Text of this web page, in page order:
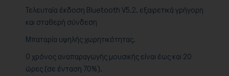
Τελευταία έκδοση Bluetooth V5.2. εξαιρετικά γρήγορη
και σταθερή σύνδεση
Μπαταρία υψηλής χωρητικότητας.
Ο χρόνος αναπαραγωγής μουσικής είναι έως και 20
ώρες (σε ένταση 70%).